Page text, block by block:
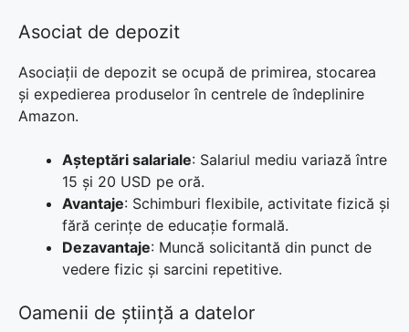
Asociat de depozit
Asociații de depozit se ocupă de primirea, stocarea
și expedierea produselor în centrele de îndeplinire
Amazon.
Așteptări salariale: Salariul mediu variază între
15 și 20 USD pe oră.
Avantaje: Schimburi flexibile, activitate fizică și
fără cerințe de educație formală.
Dezavantaje: Muncă solicitantă din punct de
vedere fizic și sarcini repetitive.
Oamenii de știință a datelor